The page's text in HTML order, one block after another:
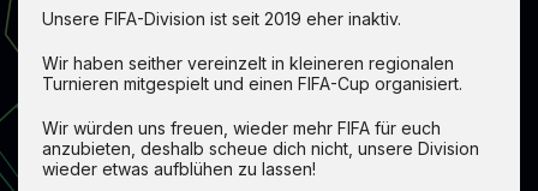
LETZTE SPIELERGEBNISSE
ÜBER UNS
EVENTS
Unsere FIFA-Division ist seit 2019 eher inaktiv.
Wir haben seither vereinzelt in kleineren regionalen
Turnieren mitgespielt und einen FIFA-Cup organisiert.
Wir würden uns freuen, wieder mehr FIFA für euch
anzubieten, deshalb scheue dich nicht, unsere Division
wieder etwas aufblühen zu lassen!